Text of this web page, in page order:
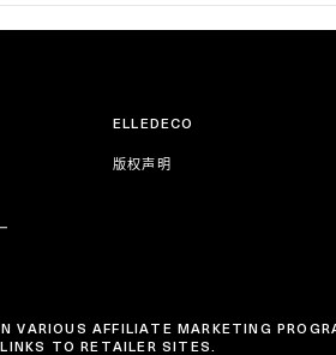
ELLEDECO
版权声明
VARIOUS AFFILIATE MARKETING
TO RETAILER SITES.